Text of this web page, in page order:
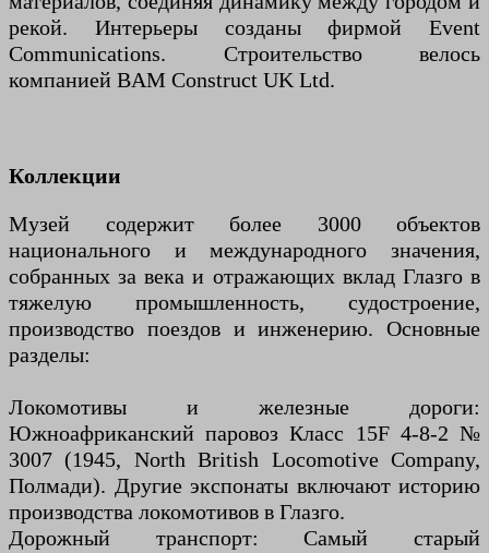
рекой. Интерьеры созданы фирмой Event
Communications. Строительство велось
компанией BAM Construct UK Ltd.
Коллекции
Музей содержит более 3000 объектов
национального и международного значения,
собранных за века и отражающих вклад Глазго в
тяжелую промышленность, судостроение,
производство поездов и инженерию. Основные
разделы:
Локомотивы и железные дороги:
Южноафриканский паровоз Класс 15F 4-8-2 №
3007 (1945, North British Locomotive Company,
Полмади). Другие экспонаты включают историю
производства локомотивов в Глазго.
Дорожный транспорт: Самый старый